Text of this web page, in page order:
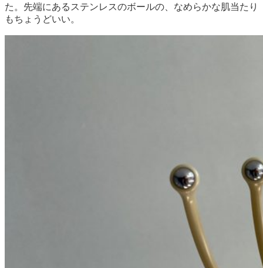
た。先端にあるステンレスのボールの、なめらかな肌当たり
もちょうどいい。